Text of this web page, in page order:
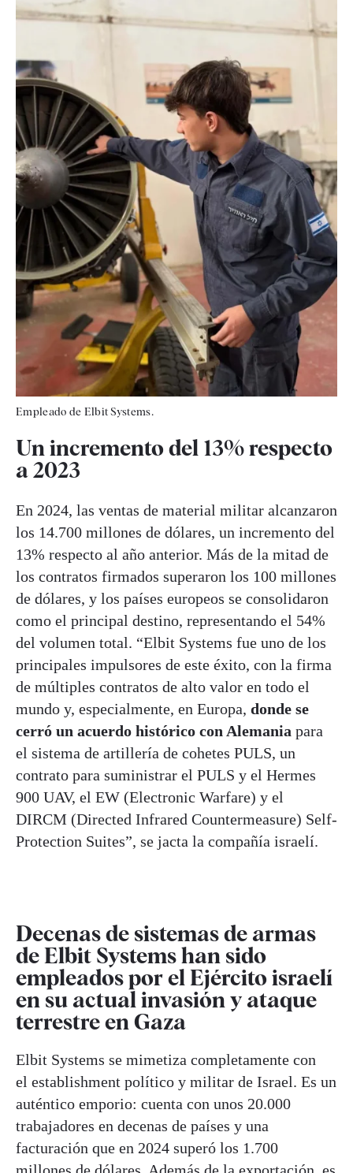
Empleado de Elbit Systems.
Un incremento del 13% respecto
a 2023
En 2024, las ventas de material militar alcanzaron
los 14.700 millones de dólares, un incremento del
13% respecto al año anterior. Más de la mitad de
los contratos firmados superaron los 100 millones
de dólares, y los países europeos se consolidaron
como el principal destino, representando el 54%
del volumen total. “Elbit Systems fue uno de los
principales impulsores de este éxito, con la firma
de múltiples contratos de alto valor en todo el
mundo y, especialmente, en Europa, donde se
cerró un acuerdo histórico con Alemania para
el sistema de artillería de cohetes PULS, un
contrato para suministrar el PULS y el Hermes
900 UAV, el EW (Electronic Warfare) y el
DIRCM (Directed Infrared Countermeasure) Self-
Protection Suites”, se jacta la compañía israelí.
Decenas de sistemas de armas
de Elbit Systems han sido
empleados por el Ejército israelí
en su actual invasión y ataque
terrestre en Gaza
Elbit Systems se mimetiza completamente con
el establishment político y militar de Israel. Es un
auténtico emporio: cuenta con unos 20.000
trabajadores en decenas de países y una
facturación que en 2024 superó los 1.700